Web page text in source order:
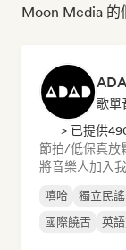
Moon Media 的
歌單
> 已提供
節拍/低保真放
將音樂人加入
嘻哈 獨立民謠
國際饒舌
英